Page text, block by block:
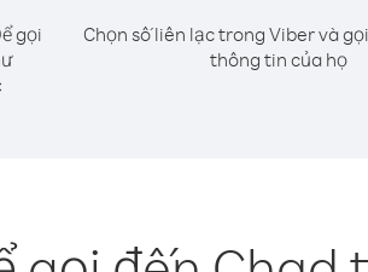
gọi
Chọn số liên lạc trong Viber và
thông tin của họ